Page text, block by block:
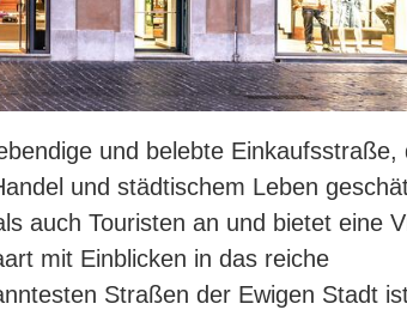
und belebte Einkaufsstraße,
und städtischem Leben
auch Touristen an und bietet eine
mit Einblicken in das reiche
Straßen der Ewigen Stadt